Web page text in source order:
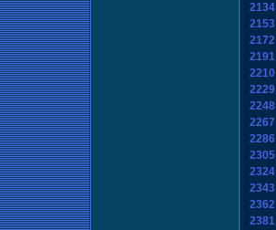
2134
2153
2172
2191
2210
2229
2248
2267
2286
2305
2324
2343
2362
2381